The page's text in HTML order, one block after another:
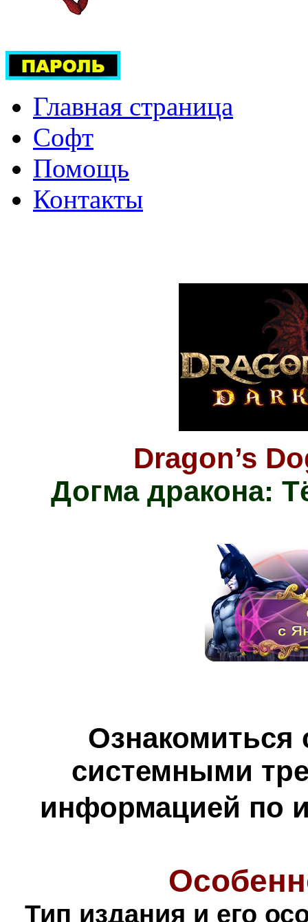
Главная страница
Софт
Помощь
Контакты
Dragon’s
Догма дракона:
Ознакомиться
системными
информацией по
Тип издания и его